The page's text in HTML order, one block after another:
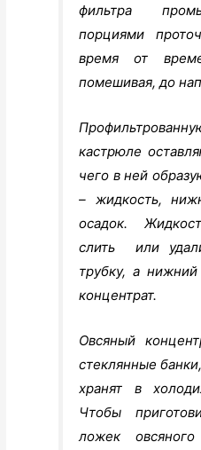
фильтра
порциями
время от
помешивая, до
кастрюле
чего в ней
– жидкость,
осадок.
слить или
трубку, а
концентрат.
Овсяный
стеклянные
хранят в
Чтобы
ложек